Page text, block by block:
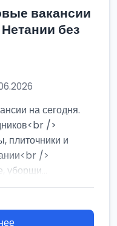
вакансии
без
на сегодня.
/>
плиточники и
/>